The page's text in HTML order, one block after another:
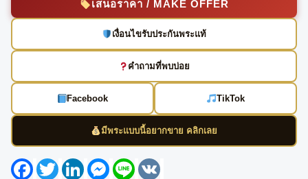
เสนอราคา / MAKE OFFER
เงื่อนไขรับประกันพระแท้
คำถามที่พบบ่อย
Facebook TikTok
มีพระแบบนี้อยากขาย คลิกเลย
FacebookTwitterLinkedInMessenger
Line